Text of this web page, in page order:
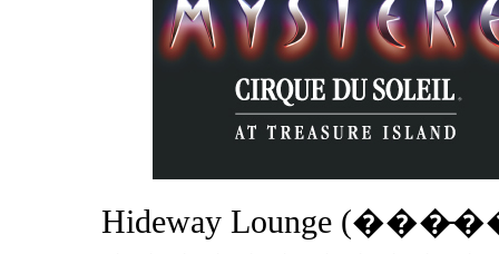
Hideway Lounge